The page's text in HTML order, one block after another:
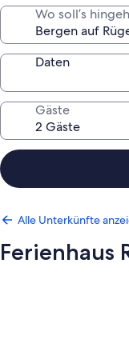
Wo soll’s
Daten
Gäste
Alle Unterkünfte
Ferienhaus